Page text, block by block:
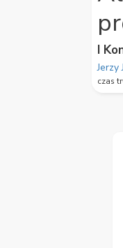
59
90%
I
Jerzy
czas